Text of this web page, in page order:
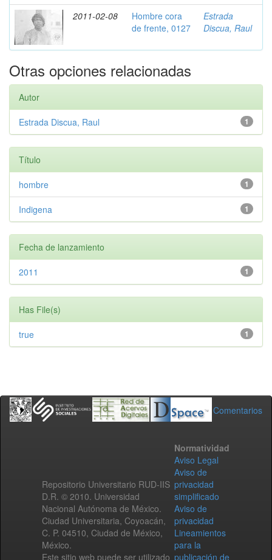
2011-02-08
Hombre cora
de frente, 0127
Estrada
Discua, Raul
Otras opciones relacionadas
Autor
1
Estrada Discua, Raul
Título
1
hombre
1
Indigena
Fecha de lanzamiento
1
2011
Has File(s)
1
true
Comentarios
Repositorio Universitario RUD-IIS
D.R. © 2010. Universidad
Nacional Autónoma de México.
Ciudad Universitaria, Coyoacán,
C. P. 04510, Ciudad de México,
México.
Este sitio web puede ser utilizado
Normatividad
Aviso Legal
Aviso de
privacidad
simplificado
Aviso de
privacidad
Lineamientos
para la
publicación de